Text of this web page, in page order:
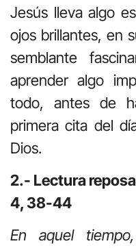
Jesús lleva algo
ojos brillantes, en
semblante
aprender algo
todo, antes de
primera cita del
Dios.
2.- Lectura
4, 38-44
En aquel